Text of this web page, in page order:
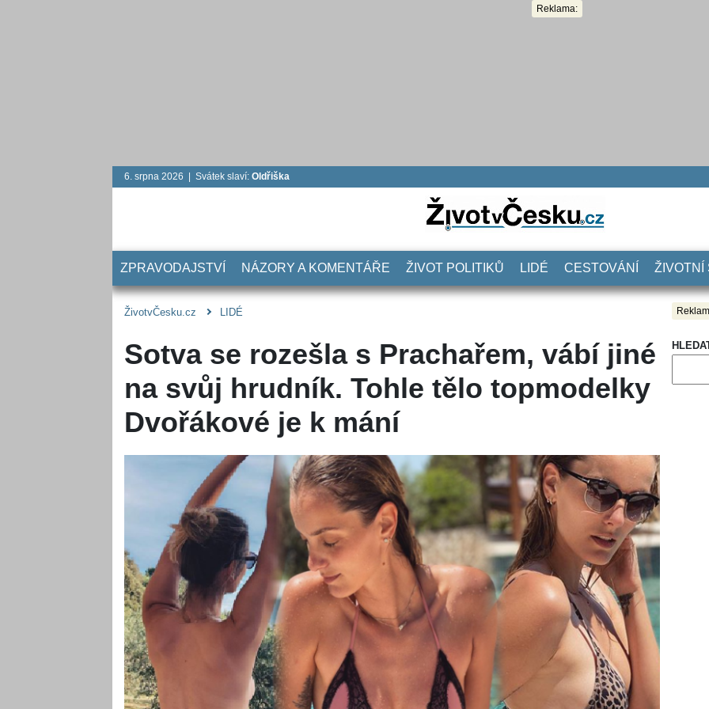
Reklama:
6. srpna 2026 | Svátek slaví: Oldřiška
ZPRAVODAJSTVÍ NÁZORY A KOMENTÁŘE ŽIVOT POLITIKŮ LIDÉ CESTOVÁNÍ ŽIVOTNÍ
ŽivotvČesku.cz LIDÉ
Sotva se rozešla s Prachařem, vábí jiné
na svůj hrudník. Tohle tělo topmodelky
Dvořákové je k mání